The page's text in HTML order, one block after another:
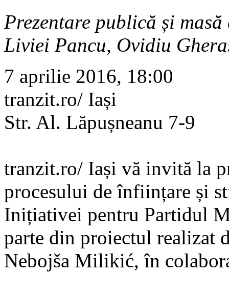
Prezentare publică și
Liviei Pancu, Ovidiu
7 aprilie 2016, 18:00
tranzit.ro/ Iași
Str. Al. Lăpușneanu 7-9
tranzit.ro/ Iași vă invită la
procesului de înființare și
Inițiativei pentru Partidul
parte din proiectul realizat
Nebojša Milikić, în